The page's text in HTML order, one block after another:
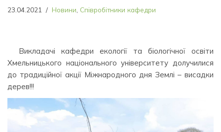
23.04.2021 Новини Співробітники кафедри
Викладачі кафедри екології та біологічної освіти
Хмельницького національного університету долучилися
до традиційної акції Міжнародного дня Землі – висадки
дерев!!!